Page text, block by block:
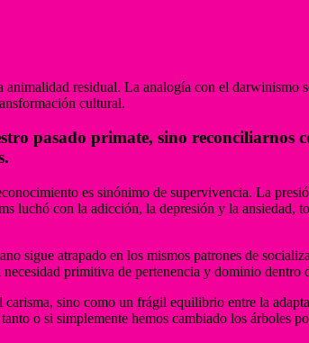
residual. La analogía con el darwinismo
cultural.
pasado primate, sino reconciliarnos
es sinónimo de supervivencia. La
luchó con la adicción, la depresión y la ansiedad,
sigue atrapado en los mismos patrones de
primitiva de pertenencia y dominio dentro
sino como un frágil equilibrio entre la
o si simplemente hemos cambiado los árboles